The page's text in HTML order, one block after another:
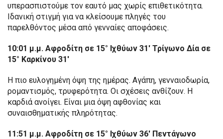
υπερασπιστούμε τον εαυτό μας χωρίς επιθετικότητα.
Ιδανική στιγμή για να κλείσουμε πληγές του
παρελθόντος μέσα από γενναίες αποφάσεις.
10:01 μ.μ. Αφροδίτη σε 15° Ιχθύων 31′ Τρίγωνο Δία σε
15° Καρκίνου 31′
Η πιο ευλογημένη όψη της ημέρας. Αγάπη, γενναιοδωρία,
ρομαντισμός, τρυφερότητα. Οι σχέσεις ανθίζουν. Η
καρδιά ανοίγει. Είναι μια όψη αφθονίας και
συναισθηματικής πληρότητας.
11:51 μ.μ. Αφροδίτη σε 15° Ιχθύων 36′ Πεντάγωνο